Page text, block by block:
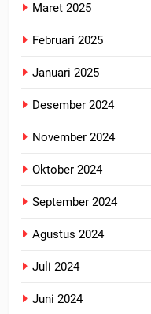
Maret 2025
Februari 2025
Januari 2025
Desember 2024
November 2024
Oktober 2024
September 2024
Agustus 2024
Juli 2024
Juni 2024